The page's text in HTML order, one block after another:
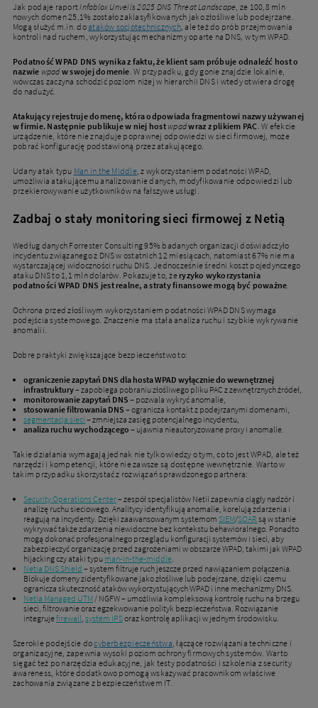
Jak podaje raportInfoblox Unveils 2025 DNS Threat Landscape , ze 100,8 mln
nowych domen 25,1% zostało zaklasyfikowanych jako złośliwe lub podejrzane.
Mogą służyć m.in. doataków socjotechnicznych, ale też do prób przejmowania
kontroli nad ruchem, wykorzystując mechanizmy oparte na DNS, w tym WPAD.
Podatność WPAD DNS wynika z faktu, że klient sam próbuje odnaleźć host o
nazwie wpadw swojej domenie . W przypadku, gdy gonie znajdzie lokalnie,
wówczas zaczyna schodzić poziom niżej w hierarchii DNS i wtedy otwiera drogę
do nadużyć.
Atakujący rejestruje domenę, która odpowiada fragmentowi nazwy używanej
w firmie. Następnie publikuje w niej host wpadwraz z plikiem PAC . W efekcie
urządzenie, które nie znajduje poprawnej odpowiedzi w sieci firmowej, może
pobrać konfigurację podstawioną przez atakującego.
Udany atak typu Man in the Middle, z wykorzystaniem podatności WPAD,
umożliwia atakującemu analizowanie danych, modyfikowanie odpowiedzi lub
przekierowywanie użytkowników na fałszywe usługi.
Zadbaj o stały monitoring sieci firmowej z Netią
Według danych Forrester Consulting 95% badanych organizacji doświadczyło
incydentu związanego z DNS w ostatnich 12 miesiącach, natomiast 67% nie ma
wystarczającej widoczności ruchu DNS. Jednocześnie średni koszt pojedynczego
ataku DNS to 1,1 mln dolarów. Pokazuje to, że ryzyko wykorzystania
podatności WPAD DNS jest realne, a straty finansowe mogą być poważne
Ochrona przed złośliwym wykorzystaniem podatności WPAD DNS wymaga
podejścia systemowego. Znaczenie ma stała analiza ruchu i szybkie wykrywanie
anomalii.
Dobre praktyki zwiększające bezpieczeństwo to:
ograniczenie zapytań DNS dla hosta WPAD wyłącznie do wewnętrznej
infrastruktury– zapobiega pobraniu złośliwego pliku PAC z zewnętrznych źródeł,
monitorowanie zapytań DNS – pozwala wykryć anomalie,
stosowanie filtrowania DNS – ogranicza kontakt z podejrzanymi domenami,
segmentacja sieci – zmniejsza zasięg potencjalnego incydentu,
analiza ruchu wychodzącego – ujawnia nieautoryzowane proxy i anomalie.
Takie działania wymagają jednak nie tylko wiedzy o tym, co to jest WPAD, ale też
narzędzi i kompetencji, które nie zawsze są dostępne wewnętrznie. Warto w
takim przypadku skorzystać z rozwiązań sprawdzonego partnera:
Security Operations Center– zespół specjalistów Netii zapewnia ciągły nadzór i
analizę ruchu sieciowego. Analitycy identyfikują anomalie, korelują zdarzenia i
reagują na incydenty. Dzięki zaawansowanym systemom SIEM/SOAR są w stanie
wykrywać także zdarzenia niewidoczne bez kontekstu behawioralnego. Ponadto
mogą dokonać profesjonalnego przeglądu konfiguracji systemów i sieci, aby
zabezpieczyć organizację przed zagrożeniami w obszarze WPAD, takimi jak WPAD
hijacking czy ataki typu man-in-the-middle
Netia DNS Shield – system filtruje ruch jeszcze przed nawiązaniem połączenia.
Blokuje domeny zidentyfikowane jako złośliwe lub podejrzane, dzięki czemu
ogranicza skuteczność ataków wykorzystujących WPAD i inne mechanizmy DNS.
Netia Managed UTM / NGFW – umożliwia kompleksową kontrolę ruchu na brzegu
sieci, filtrowanie oraz egzekwowanie polityk bezpieczeństwa. Rozwiązanie
integrujefirewall system IPSoraz kontrolę aplikacji w jednym środowisku.
Szerokie podejście docyberbezpieczeństwa , łączące rozwiązania techniczne i
organizacyjne, zapewnia wysoki poziom ochrony firmowych systemów. Warto
sięgać też po narzędzia edukacyjne, jak testy podatności i szkolenia z security
awareness, które dodatkowo pomogą wskazywać pracownikom właściwe
zachowania związane z bezpieczeństwem IT.